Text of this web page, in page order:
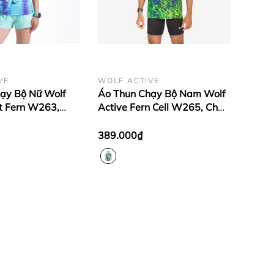
Bộ Nữ Wolf
Fern W263,
Mát Mẻ
WOLF ACTIVE
Áo Thun Chạy Bộ Nam Wolf
Active Fern Cell W265, Chất
Thoáng Khí, Đẹp Mắt
389.000₫